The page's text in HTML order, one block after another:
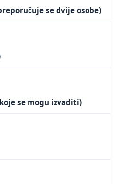
se dvije osobe)
se mogu izvaditi)